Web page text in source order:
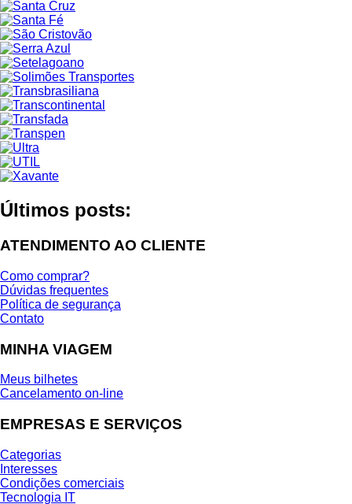
Últimos posts:
ATENDIMENTO AO CLIENTE
Como comprar?
Dúvidas frequentes
Política de segurança
Contato
MINHA VIAGEM
Meus bilhetes
Cancelamento on-line
EMPRESAS E SERVIÇOS
Categorias
Interesses
Condições comerciais
Tecnologia IT